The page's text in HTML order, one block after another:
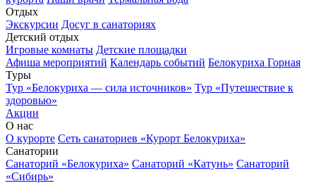
Отдых
Экскурсии Досуг в санаториях
Детский отдых
Игровые комнаты Детские площадки
Афиша мероприятий Календарь событий Белокуриха Горная
Туры
Тур «Белокуриха — сила источников» Тур «Путешествие к
здоровью»
Акции
О нас
О курорте Сеть санаториев «Курорт Белокуриха»
Санатории
Санаторий «Белокуриха» Санаторий «Катунь» Санаторий
«Сибирь»